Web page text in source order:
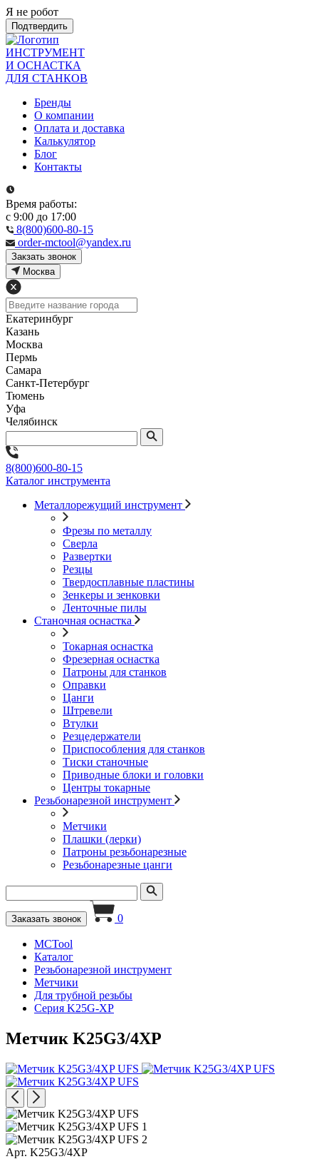
Я не робот
Подтвердить
ИНСТРУМЕНТ
И ОСНАСТКА
ДЛЯ СТАНКОВ
Бренды
О компании
Оплата и доставка
Калькулятор
Блог
Контакты
Время работы:
с 9:00 до 17:00
8(800)600-80-15
order-mctool@yandex.ru
Закзать звонок
Москва
Екатеринбург
Казань
Москва
Пермь
Самара
Санкт-Петербург
Тюмень
Уфа
Челябинск
8(800)600-80-15
Каталог инструмента
Металлорежущий инструмент
Фрезы по металлу
Сверла
Развертки
Резцы
Твердосплавные пластины
Зенкеры и зенковки
Ленточные пилы
Станочная оснастка
Токарная оснастка
Фрезерная оснастка
Патроны для станков
Оправки
Цанги
Штревели
Втулки
Резцедержатели
Приспособления для станков
Тиски станочные
Приводные блоки и головки
Центры токарные
Резьбонарезной инструмент
Метчики
Плашки (лерки)
Патроны резьбонарезные
Резьбонарезные цанги
Заказать звонок 0
MCTool
Каталог
Резьбонарезной инструмент
Метчики
Для трубной резьбы
Серия K25G-XP
Метчик K25G3/4XP
Арт. K25G3/4XP